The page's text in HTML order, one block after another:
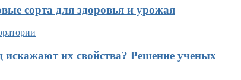
сорта для здоровья и урожая
их свойства? Решение ученых